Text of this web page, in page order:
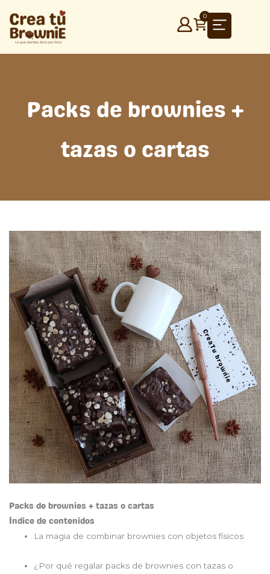
contenido
0
Packs de brownies +
tazas o cartas
Packs de brownies + tazas o cartas
Índice de contenidos
La magia de combinar brownies con objetos físicos
¿Por qué regalar packs de brownies con tazas o